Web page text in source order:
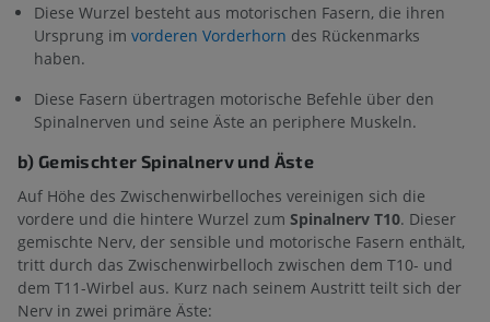
Diese Wurzel besteht aus motorischen Fasern, die ihren
Ursprung im vorderen Vorderhorn des Rückenmarks
haben.
Diese Fasern übertragen motorische Befehle über den
Spinalnerven und seine Äste an periphere Muskeln.
b) Gemischter Spinalnerv und Äste
Auf Höhe des Zwischenwirbelloches vereinigen sich die
vordere und die hintere Wurzel zum Spinalnerv T10. Dieser
gemischte Nerv, der sensible und motorische Fasern enthält,
tritt durch das Zwischenwirbelloch zwischen dem T10- und
dem T11-Wirbel aus. Kurz nach seinem Austritt teilt sich der
Nerv in zwei primäre Äste: